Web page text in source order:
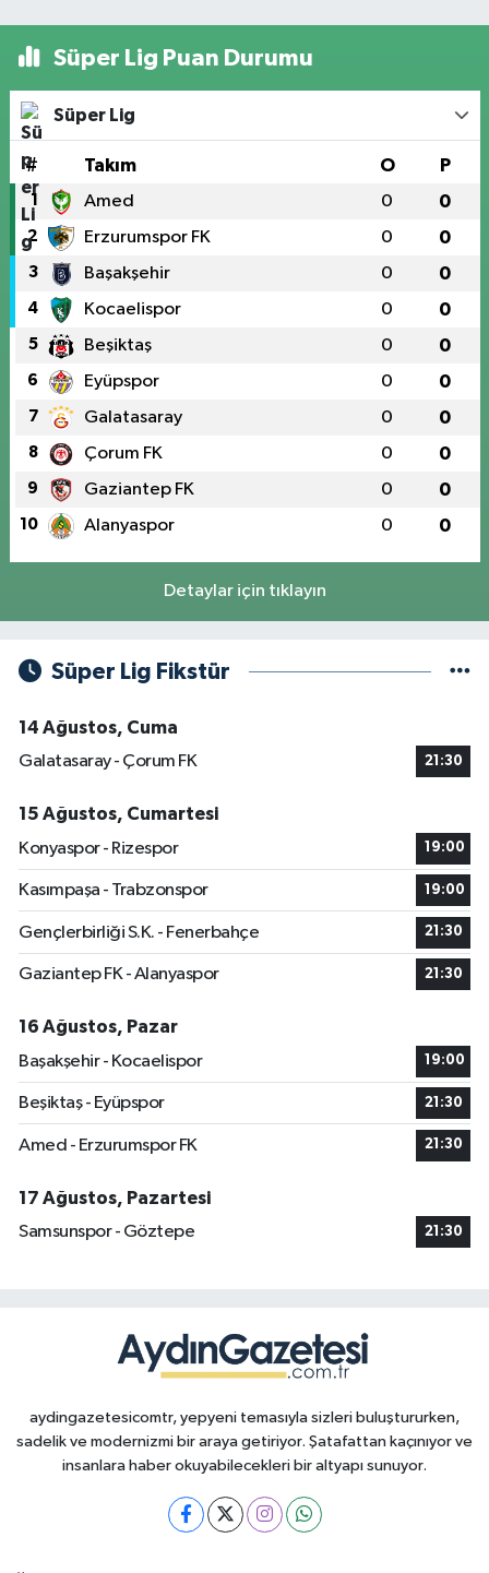
Süper Lig Puan Durumu
Süper Lig
# Takım O P
1 Amed 0 0
2 Erzurumspor FK 0 0
3 Başakşehir 0 0
4 Kocaelispor 0 0
5 Beşiktaş 0 0
6 Eyüpspor 0 0
7 Galatasaray 0 0
8 Çorum FK 0 0
9 Gaziantep FK 0 0
10 Alanyaspor 0 0
Detaylar için tıklayın
Süper Lig Fikstür
14 Ağustos, Cuma
Galatasaray - Çorum FK
21:30
15 Ağustos, Cumartesi
Konyaspor - Rizespor
19:00
Kasımpaşa - Trabzonspor 19:00
Gençlerbirliği S.K. - Fenerbahçe 21:30
Gaziantep FK - Alanyaspor 21:30
16 Ağustos, Pazar
Başakşehir - Kocaelispor
19:00
Beşiktaş - Eyüpspor 21:30
Amed - Erzurumspor FK 21:30
17 Ağustos, Pazartesi
Samsunspor - Göztepe
21:30
aydingazetesicomtr, yepyeni temasıyla sizleri buluştururken,
sadelik ve modernizmi bir araya getiriyor. Şatafattan kaçınıyor ve
insanlara haber okuyabilecekleri bir altyapı sunuyor.